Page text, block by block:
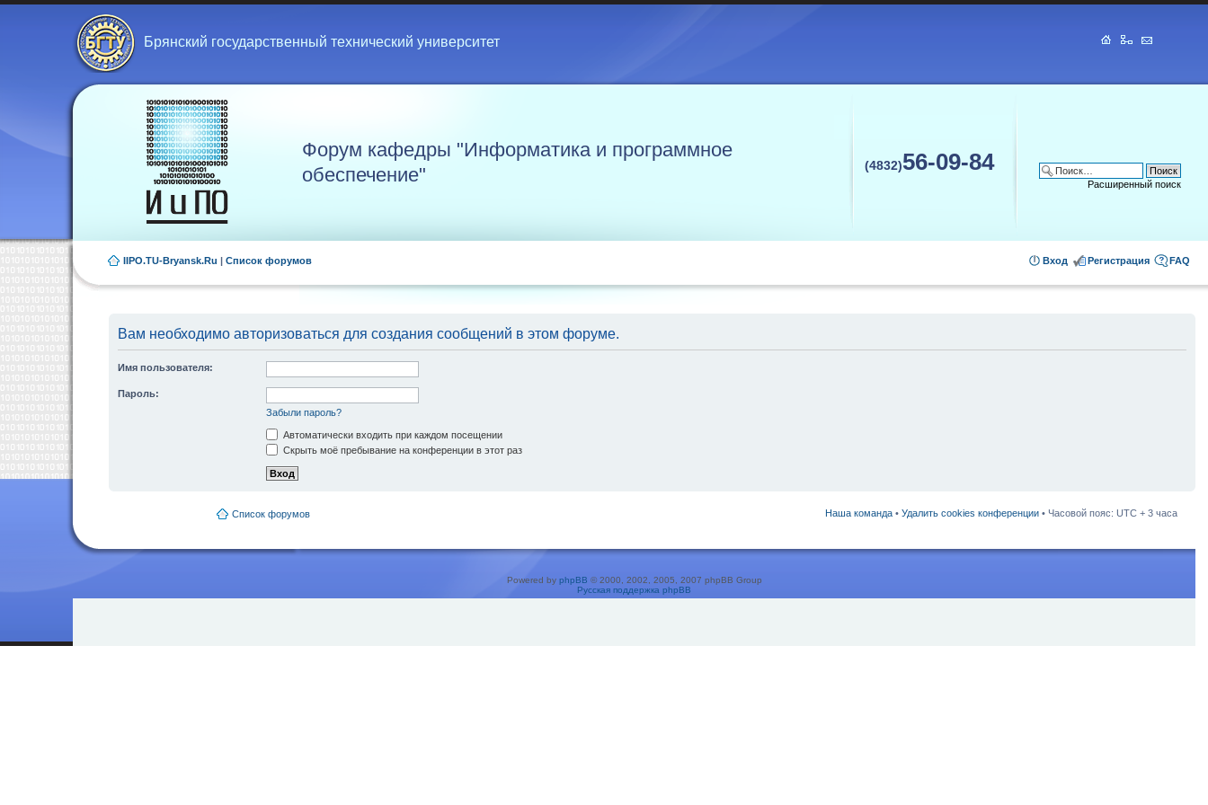
Брянский государственный технический университет
Форум кафедры "Информатика и программное
обеспечение"
(4832)56-09-84
Расширенный поиск
IIPO.TU-Bryansk.Ru | Список форумов FAQ
Регистрация
Вход
Вам необходимо авторизоваться для создания сообщений в этом форуме.
Имя пользователя:
Пароль:
Забыли пароль?
Автоматически входить при каждом посещении
Скрыть моё пребывание на конференции в этот раз
Список форумов Наша команда • Удалить cookies конференции • Часовой пояс: UTC + 3 часа
Powered by phpBB © 2000, 2002, 2005, 2007 phpBB Group
Русская поддержка phpBB